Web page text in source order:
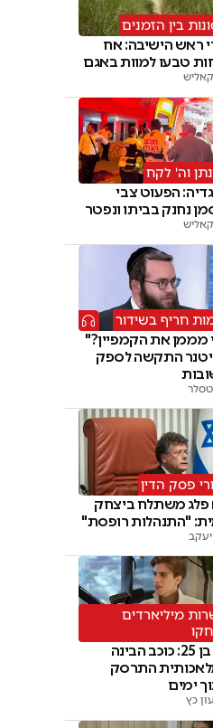
בין הזמנים
ראש הישיבה: אח
טבעו למוות באגם
וה' לקח
הפעוט צבי
נחנק בביתו ונפטר
חריף בשידור
מממן את הקמפיין?"
התקשה לספק
טסלר
פסק הדין
פלג משתלח ביצחק
"התנהלות רופסת"
מיליארדים
רק בן 25: כוכב הבינה
התרסק
ימים
כץ